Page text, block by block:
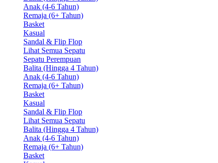
Anak (4-6 Tahun)
Remaja (6+ Tahun)
Basket
Kasual
Sandal & Flip Flop
Lihat Semua Sepatu
Sepatu Perempuan
Balita (Hingga 4 Tahun)
Anak (4-6 Tahun)
Remaja (6+ Tahun)
Basket
Kasual
Sandal & Flip Flop
Lihat Semua Sepatu
Balita (Hingga 4 Tahun)
Anak (4-6 Tahun)
Remaja (6+ Tahun)
Basket